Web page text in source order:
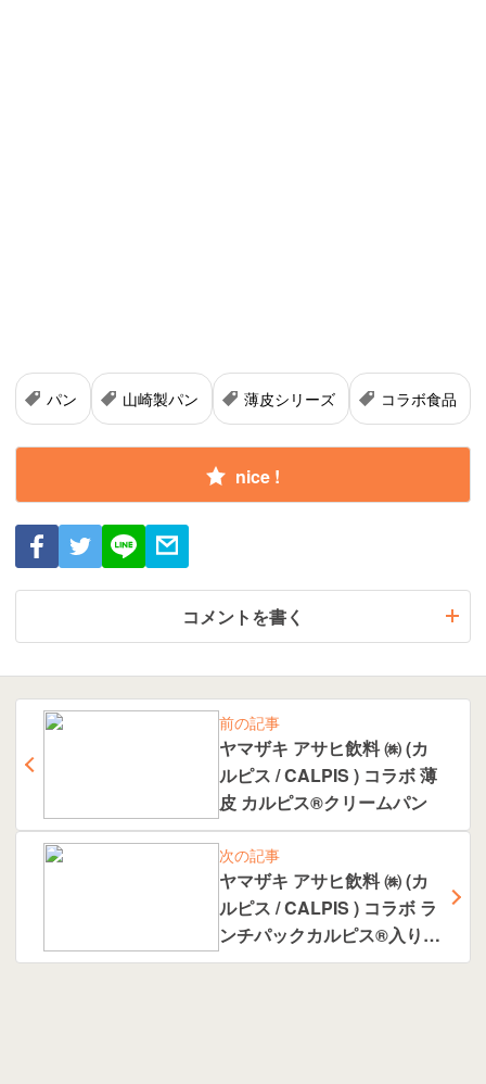
パン 山崎製パン 薄皮シリーズ コラボ食品
nice !
コメントを書く
前の記事
ヤマザキ アサヒ飲料 ㈱ (カ
ルピス / CALPIS ) コラボ 薄
皮 カルピス®️クリームパン
次の記事
ヤマザキ アサヒ飲料 ㈱ (カ
ルピス / CALPIS ) コラボ ラ
ンチパックカルピス®️入りホ
イップ (完熟白桃)